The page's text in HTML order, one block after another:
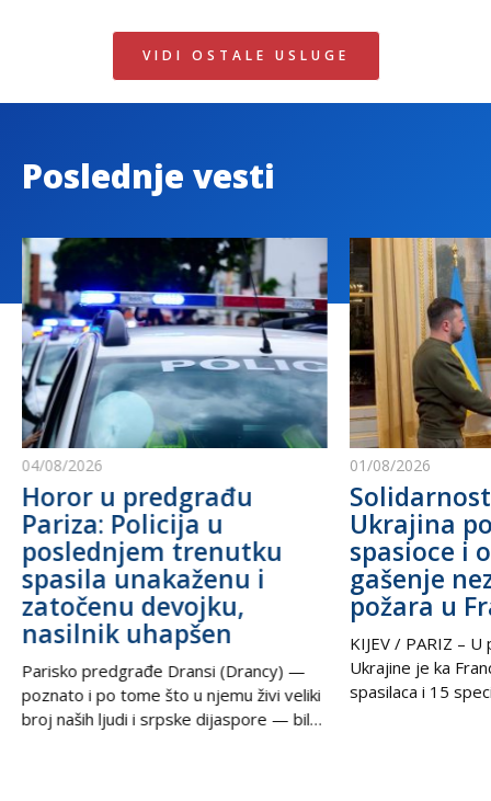
VIDI OSTALE USLUGE
Poslednje vesti
04/08/2026
Horor u predgrađu
Pariza: Policija u
poslednjem trenutku
spasila unakaženu i
zatočenu devojku,
nasilnik uhapšen
Parisko predgrađe Dransi (Drancy) —
poznato i po tome što u njemu živi veliki
broj naših ljudi i srpske dijaspore — bilo
01/08/2026
Ukrajina
spasioce i
gašenje
požara u
KIJEV / PARIZ –
Ukrajine je ka
spasilaca i 15